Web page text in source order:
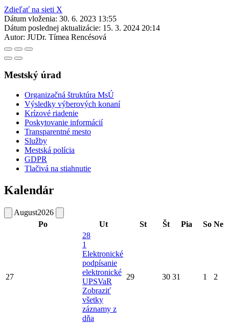
Zdieľať na sieti X
Dátum vloženia: 30. 6. 2023 13:55
Dátum poslednej aktualizácie: 15. 3. 2024 20:14
Autor: JUDr. Tímea Rencésová
Mestský úrad
Organizačná štruktúra MsÚ
Výsledky výberových konaní
Krízové riadenie
Poskytovanie informácií
Transparentné mesto
Služby
Mestská polícia
GDPR
Tlačivá na stiahnutie
Kalendár
August2026
Po
Ut St Št Pia So Ne
27
28
1
Elektronické
podpísanie
elektronické
UPSVaR
Zobraziť
všetky
záznamy z
dňa
29 30 31 1 2